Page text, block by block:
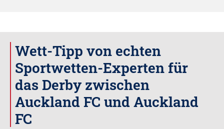
Wett-Tipp von echten
Sportwetten-Experten für
das Derby zwischen
Auckland FC und Auckland
FC